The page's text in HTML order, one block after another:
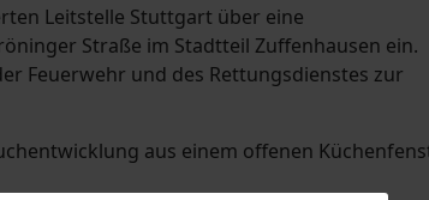
Leitstelle Stuttgart über eine
Straße im Stadtteil Zuffenhausen ein.
Feuerwehr und des Rettungsdienstes zur
aus einem offenen